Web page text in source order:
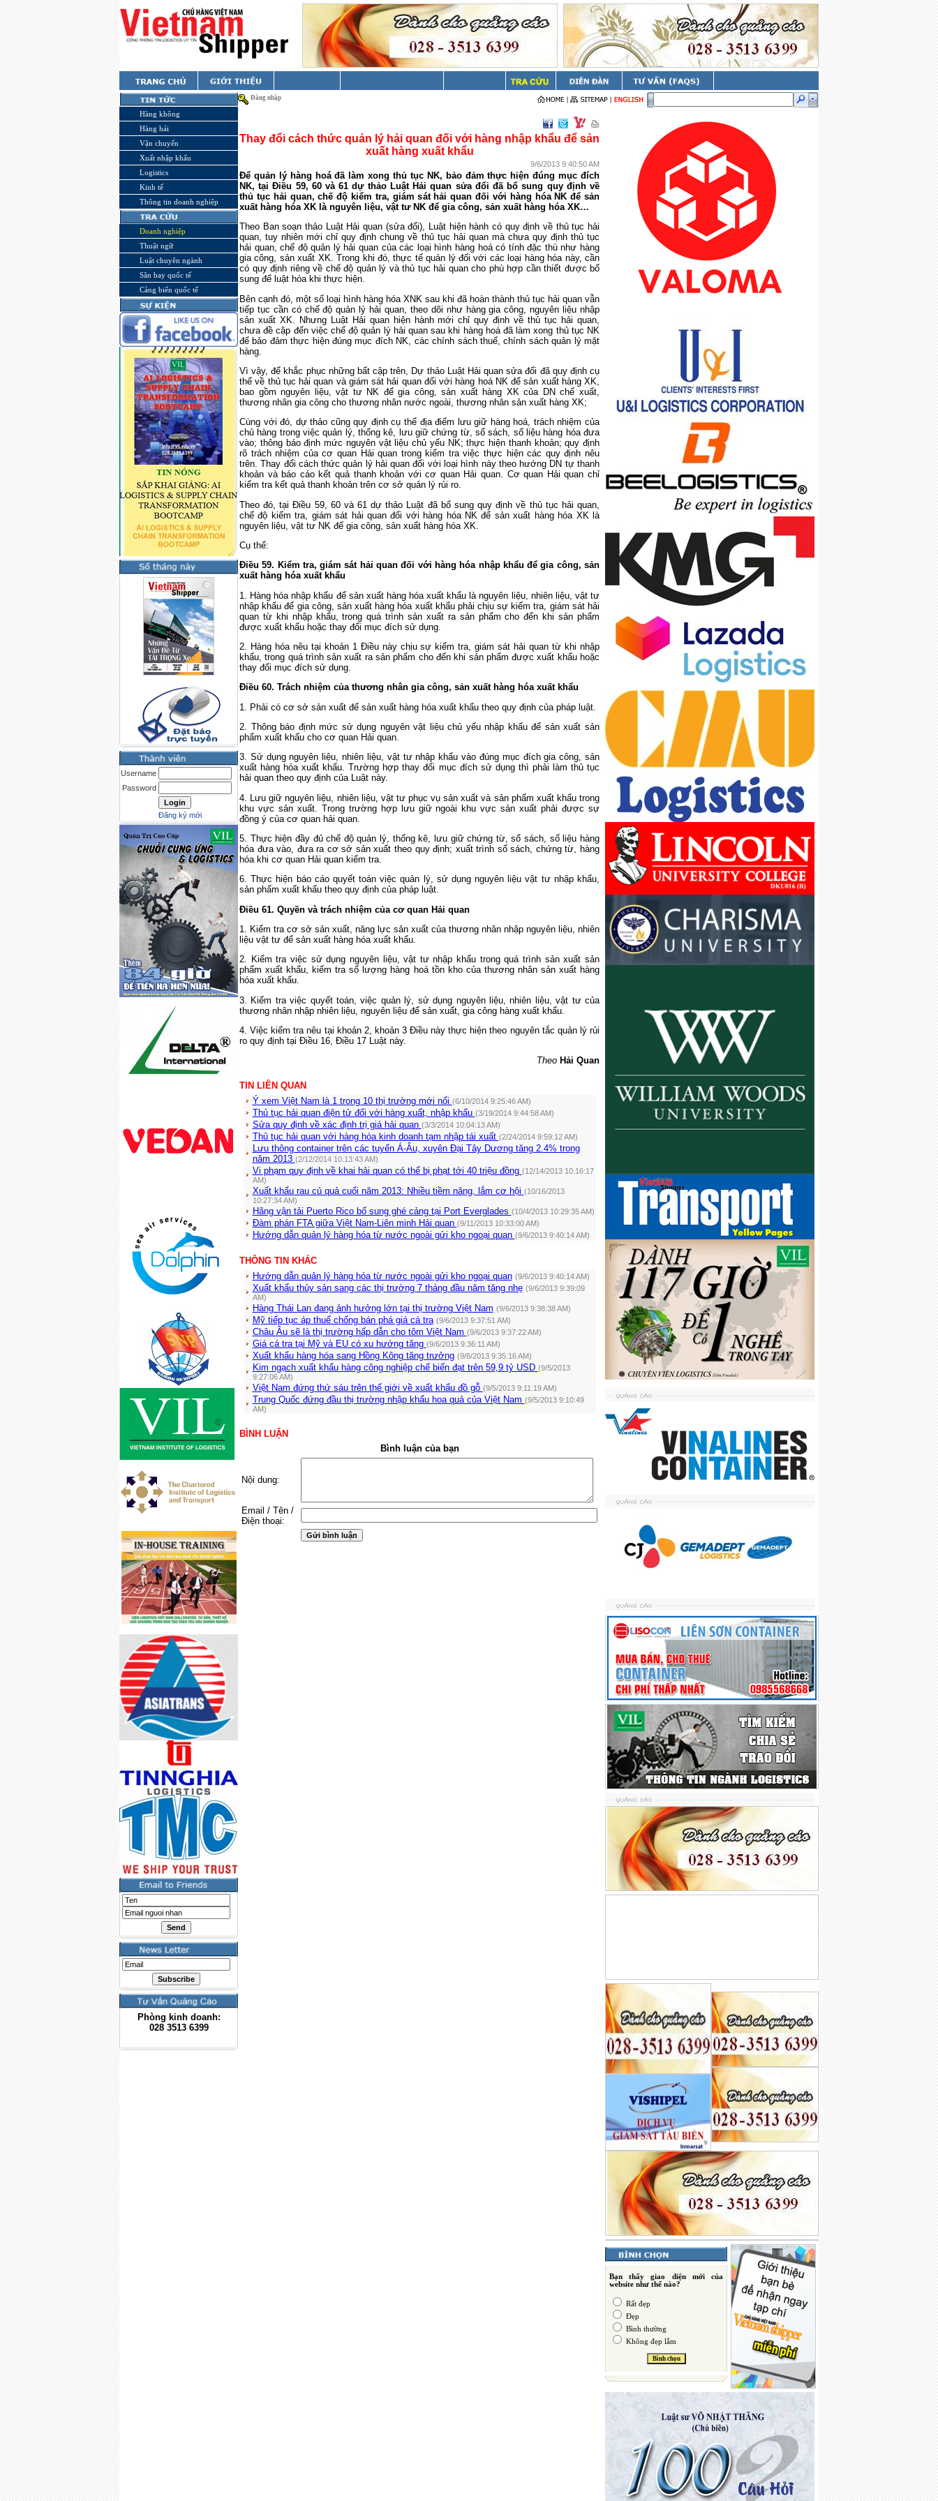
Hàng không
Hàng hải
Vận chuyển
Xuất nhập khẩu
Logistics
Kinh tế
Thông tin doanh nghiệp
Doanh nghiệp
Thuật ngữ
Luật chuyên ngành
Sân bay quốc tế
Cảng biển quốc tế
Username
Password
Đăng ký mới
Phòng kinh doanh:
028 3513 6399
Đăng nhập
Thay đổi cách thức quản lý hải quan đối với hàng nhập khẩu để sản
xuất hàng xuất khẩu
9/6/2013 9:40:50 AM
Để quản lý hàng hoá đã làm xong thủ tục NK, bảo đảm thực hiện đúng mục đích
NK, tại Điều 59, 60 và 61 dự thảo Luật Hải quan sửa đổi đã bổ sung quy định về
thủ tục hải quan, chế độ kiểm tra, giám sát hải quan đối với hàng hóa NK để sản
xuất hàng hóa XK là nguyên liệu, vật tư NK để gia công, sản xuất hàng hóa XK…
Theo Ban soạn thảo Luật Hải quan (sửa đổi), Luật hiện hành có quy định về thủ tục hải
quan, tuy nhiên mới chỉ quy định chung về thủ tục hải quan mà chưa quy định thủ tục
hải quan, chế độ quản lý hải quan của các loại hình hàng hoá có tính đặc thù như hàng
gia công, sản xuất XK. Trong khi đó, thực tế quản lý đối với các loại hàng hóa này, cần
có quy định riêng về chế độ quản lý và thủ tục hải quan cho phù hợp cần thiết được bổ
sung để luật hóa khi thực hiện.
Bên cạnh đó, một số loại hình hàng hóa XNK sau khi đã hoàn thành thủ tục hải quan vẫn
tiếp tục cần có chế độ quản lý hải quan, theo dõi như hàng gia công, nguyên liệu nhập
sản xuất XK. Nhưng Luật Hải quan hiện hành mới chỉ quy định về thủ tục hải quan,
chưa đề cập đến việc chế độ quản lý hải quan sau khi hàng hoá đã làm xong thủ tục NK
để bảo đảm thực hiện đúng mục đích NK, các chính sách thuế, chính sách quản lý mặt
hàng.
Vì vậy, để khắc phục những bất cập trên, Dự thảo Luật Hải quan sửa đổi đã quy định cụ
thể về thủ tục hải quan và giám sát hải quan đối với hàng hoá NK để sản xuất hàng XK,
bao gồm nguyên liệu, vật tư NK để gia công, sản xuất hàng XK của DN chế xuất,
thương nhân gia công cho thương nhân nước ngoài, thương nhân sản xuất hàng XK;
Cùng với đó, dự thảo cũng quy định cụ thể địa điểm lưu giữ hàng hoá, trách nhiệm của
chủ hàng trong việc quản lý, thống kê, lưu giữ chứng từ, sổ sách, số liệu hàng hóa đưa
vào; thông báo định mức nguyên vật liệu chủ yếu NK; thực hiện thanh khoản; quy định
rõ trách nhiệm của cơ quan Hải quan trong kiểm tra việc thực hiện các quy định nêu
trên. Thay đổi cách thức quản lý hải quan đối với loại hình này theo hướng DN tự thanh
khoản và báo cáo kết quả thanh khoản với cơ quan Hải quan. Cơ quan Hải quan chỉ
kiểm tra kết quả thanh khoản trên cơ sở quản lý rủi ro.
Theo đó, tại Điều 59, 60 và 61 dự thảo Luật đã bổ sung quy định về thủ tục hải quan,
chế độ kiểm tra, giám sát hải quan đối với hàng hóa NK để sản xuất hàng hóa XK là
nguyên liệu, vật tư NK để gia công, sản xuất hàng hóa XK.
Cụ thể:
Điều 59. Kiểm tra, giám sát hải quan đối với hàng hóa nhập khẩu để gia công, sản
xuất hàng hóa xuất khẩu
1. Hàng hóa nhập khẩu để sản xuất hàng hóa xuất khẩu là nguyên liệu, nhiên liệu, vật tư
nhập khẩu để gia công, sản xuất hàng hóa xuất khẩu phải chịu sự kiểm tra, giám sát hải
quan từ khi nhập khẩu, trong quá trình sản xuất ra sản phẩm cho đến khi sản phẩm
được xuất khẩu hoặc thay đổi mục đích sử dụng.
2. Hàng hóa nêu tại khoản 1 Điều này chịu sự kiểm tra, giám sát hải quan từ khi nhập
khẩu, trong quá trình sản xuất ra sản phẩm cho đến khi sản phẩm được xuất khẩu hoặc
thay đổi mục đích sử dụng.
Điều 60. Trách nhiệm của thương nhân gia công, sản xuất hàng hóa xuất khẩu
1. Phải có cơ sở sản xuất để sản xuất hàng hóa xuất khẩu theo quy định của pháp luật.
2. Thông báo định mức sử dụng nguyên vật liệu chủ yếu nhập khẩu để sản xuất sản
phẩm xuất khẩu cho cơ quan Hải quan.
3. Sử dụng nguyên liệu, nhiên liệu, vật tư nhập khẩu vào đúng mục đích gia công, sản
xuất hàng hóa xuất khẩu. Trường hợp thay đổi mục đích sử dụng thì phải làm thủ tục
hải quan theo quy định của Luật này.
4. Lưu giữ nguyên liệu, nhiên liệu, vật tư phục vụ sản xuất và sản phẩm xuất khẩu trong
khu vực sản xuất. Trong trường hợp lưu giữ ngoài khu vực sản xuất phải được sự
đồng ý của cơ quan hải quan.
5. Thực hiện đầy đủ chế độ quản lý, thống kê, lưu giữ chứng từ, sổ sách, số liệu hàng
hóa đưa vào, đưa ra cơ sở sản xuất theo quy định; xuất trình sổ sách, chứng từ, hàng
hóa khi cơ quan Hải quan kiểm tra.
6. Thực hiện báo cáo quyết toán việc quản lý, sử dụng nguyên liệu vật tư nhập khẩu,
sản phẩm xuất khẩu theo quy định của pháp luật.
Điều 61. Quyền và trách nhiệm của cơ quan Hải quan
1. Kiểm tra cơ sở sản xuất, năng lực sản xuất của thương nhân nhập nguyên liệu, nhiên
liệu vật tư để sản xuất hàng hóa xuất khẩu.
2. Kiểm tra việc sử dụng nguyên liệu, vật tư nhập khẩu trong quá trình sản xuất sản
phẩm xuất khẩu, kiểm tra số lượng hàng hoá tồn kho của thương nhân sản xuất hàng
hóa xuất khẩu.
3. Kiểm tra việc quyết toán, việc quản lý, sử dụng nguyên liệu, nhiên liệu, vật tư của
thương nhân nhập nhiên liệu, nguyên liệu để sản xuất, gia công hàng xuất khẩu.
4. Việc kiểm tra nêu tại khoản 2, khoản 3 Điều này thực hiện theo nguyên tắc quản lý rủi
ro quy định tại Điều 16, Điều 17 Luật này.
Theo Hải Quan
TIN LIÊN QUAN
Ý xem Việt Nam là 1 trong 10 thị trường mới nổi (6/10/2014 9:25:46 AM)
Thủ tục hải quan điện tử đối với hàng xuất, nhập khẩu (3/19/2014 9:44:58 AM)
Sửa quy định về xác định trị giá hải quan (3/3/2014 10:04:13 AM)
Thủ tục hải quan với hàng hóa kinh doanh tạm nhập tái xuất (2/24/2014 9:59:12 AM)
Lưu thông container trên các tuyến Á-Âu, xuyên Đại Tây Dương tăng 2.4% trong
năm 2013 (2/12/2014 10:13:43 AM)
Vi phạm quy định về khai hải quan có thể bị phạt tới 40 triệu đồng (12/14/2013 10:16:17
AM)
Xuất khẩu rau củ quả cuối năm 2013: Nhiều tiềm năng, lắm cơ hội (10/16/2013
10:27:34 AM)
Hãng vận tải Puerto Rico bổ sung ghé cảng tại Port Everglades (10/4/2013 10:29:35 AM)
Đàm phán FTA giữa Việt Nam-Liên minh Hải quan (9/11/2013 10:33:00 AM)
Hướng dẫn quản lý hàng hóa từ nước ngoài gửi kho ngoại quan (9/6/2013 9:40:14 AM)
THÔNG TIN KHÁC
Hướng dẫn quản lý hàng hóa từ nước ngoài gửi kho ngoại quan (9/6/2013 9:40:14 AM)
Xuất khẩu thủy sản sang các thị trường 7 tháng đầu năm tăng nhẹ (9/6/2013 9:39:09
AM)
Hàng Thái Lan đang ảnh hưởng lớn tại thị trường Việt Nam (9/6/2013 9:38:38 AM)
Mỹ tiếp tục áp thuế chống bán phá giá cá tra (9/6/2013 9:37:51 AM)
Châu Âu sẽ là thị trường hấp dẫn cho tôm Việt Nam (9/6/2013 9:37:22 AM)
Giá cá tra tại Mỹ và EU có xu hướng tăng (9/6/2013 9:36:11 AM)
Xuất khẩu hàng hóa sang Hồng Kông tăng trưởng (9/6/2013 9:35:16 AM)
Kim ngạch xuất khẩu hàng công nghiệp chế biến đạt trên 59,9 tỷ USD (9/5/2013
9:27:06 AM)
Việt Nam đứng thứ sáu trên thế giới về xuất khẩu đồ gỗ (9/5/2013 9:11:19 AM)
Trung Quốc đứng đầu thị trường nhập khẩu hoa quả của Việt Nam (9/5/2013 9:10:49
AM)
BÌNH LUẬN
Bình luận của bạn
Nội dung:
Email / Tên /
Điện thoại:
Bạn thấy giao diện mới của
website như thế nào?
Rất đẹp
Đẹp
Bình thường
Không đẹp lắm